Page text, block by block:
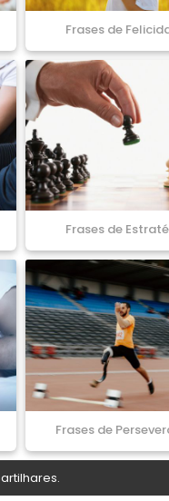
Frases de
Frases de
Frases de